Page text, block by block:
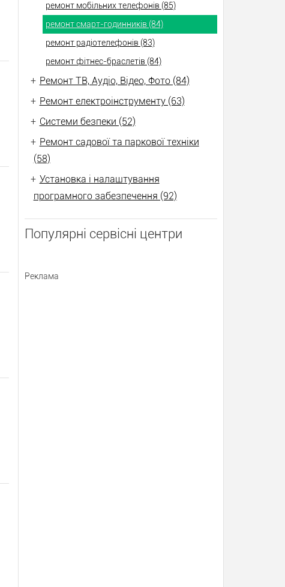
ремонт мобільних телефонів (85)
ремонт смарт-годинників (84)
ремонт радіотелефонів (83)
ремонт фітнес-браслетів (84)
+ Ремонт ТВ, Аудіо, Відео, Фото (84)
+ Ремонт електроінструменту (63)
+ Системи безпеки (52)
+ Ремонт садової та паркової техніки
(58)
+ Установка і налаштування
програмного забезпечення (92)
Популярні сервісні центри
Реклама